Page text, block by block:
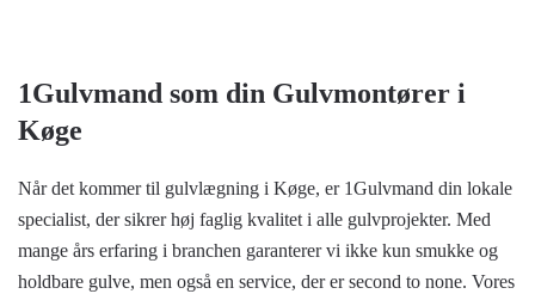
1Gulvmand som din Gulvmontører i
Køge
Når det kommer til gulvlægning i Køge, er 1Gulvmand din lokale
specialist, der sikrer høj faglig kvalitet i alle gulvprojekter. Med
mange års erfaring i branchen garanterer vi ikke kun smukke og
holdbare gulve, men også en service, der er second to none. Vores